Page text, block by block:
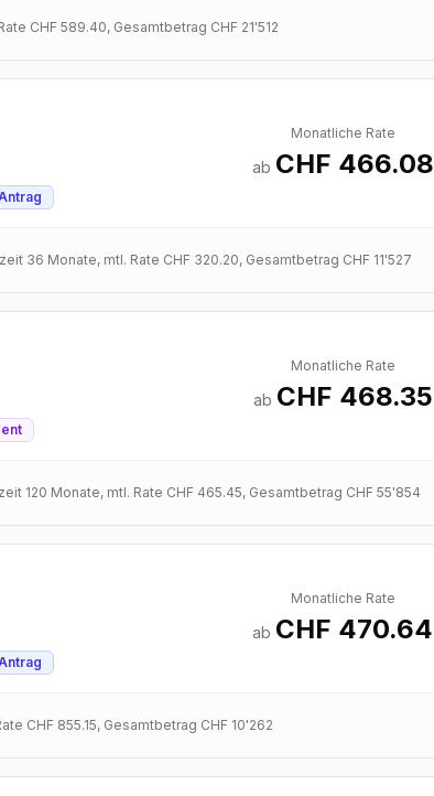
CHF 589.40, Gesamtbetrag CHF 21'512
Monatliche Rate
ab CHF 466.08
36 Monate, mtl. Rate CHF 320.20, Gesamtbetrag CHF 11'527
Monatliche Rate
ab CHF 468.35
120 Monate, mtl. Rate CHF 465.45, Gesamtbetrag CHF 55'854
Monatliche Rate
ab CHF 470.64
CHF 855.15, Gesamtbetrag CHF 10'262